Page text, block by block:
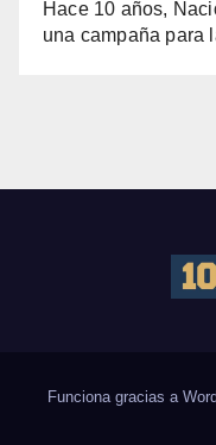
Hace 10 años,
una campaña para
Funciona gracias a